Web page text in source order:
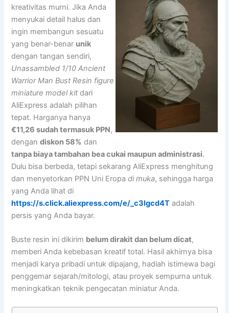
kreativitas murni. Jika Anda
menyukai detail halus dan
ingin membangun sesuatu
yang benar-benar unik
dengan tangan sendiri,
Unassambled 1/10 Ancient
Warrior Man Bust Resin figure
miniature model kit dari
AliExpress adalah pilihan
tepat. Harganya hanya
€11,26 sudah termasuk PPN,
dengandiskon 58% dan
tanpa biaya tambahan bea cukai maupun administrasi.
Dulu bisa berbeda, tetapi sekarang AliExpress menghitung
dan menyetorkan PPN Uni Eropadi muka, sehingga harga
yang Anda lihat di
https://s.click.aliexpress.com/e/_c3Igcd4T adalah
persis yang Anda bayar.
Buste resin ini dikirim belum dirakit dan belum dicat,
memberi Anda kebebasan kreatif total. Hasil akhirnya bisa
menjadi karya pribadi untuk dipajang, hadiah istimewa bagi
penggemar sejarah/mitologi, atau proyek sempurna untuk
meningkatkan teknik pengecatan miniatur Anda.